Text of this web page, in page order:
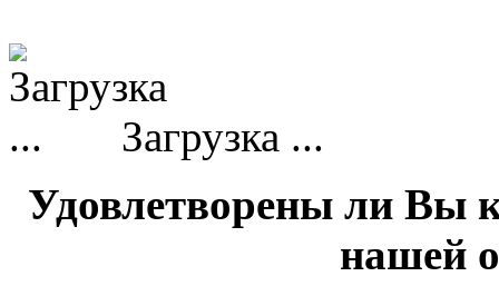
Загрузка ...
Удовлетворены ли Вы
нашей